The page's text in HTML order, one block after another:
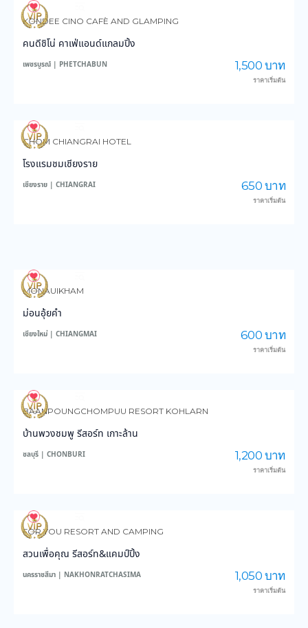
3,194
KONDEE CINO CAFÈ AND GLAMPING
คนดีชิโน่ คาเฟ่แอนด์แกลมปิ้ง
เพชรบูรณ์ | PHETCHABUN 1,500 บาท
ราคาเริ่มต้น
3,647
CHOM CHIANGRAI HOTEL
โรงแรมชมเชียงราย
เชียงราย | CHIANGRAI 650 บาท
ราคาเริ่มต้น
4,004
MONAUIKHAM
ม่อนอุ้ยคำ
เชียงใหม่ | CHIANGMAI 600 บาท
ราคาเริ่มต้น
4,199
BAANPOUNGCHOMPUU RESORT KOHLARN
บ้านพวงชมพู รีสอร์ท เกาะล้าน
ชลบุรี | CHONBURI 1,200 บาท
ราคาเริ่มต้น
4,319
FOR YOU RESORT AND CAMPING
สวนเพื่อคุณ รีสอร์ท&แคมป์ปิ้ง
นครราชสีมา | NAKHONRATCHASIMA 1,050 บาท
ราคาเริ่มต้น